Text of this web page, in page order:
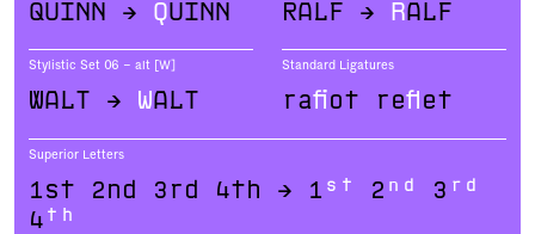
QUINN → QUINN RALF → RALF
Stylistic Set 06 – alt [W]
WALT → WALT
Standard Ligatures
rafi ot refl et
Superior Letters
1st 2nd 3rd 4th → 1 st 2 nd 3 rd
4 th